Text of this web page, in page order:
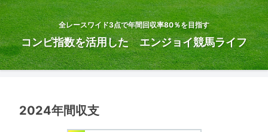
全レースワイド3点で年間回収率80％を目指す
コンピ指数を活用した エンジョイ競馬ライフ
2024年間収支